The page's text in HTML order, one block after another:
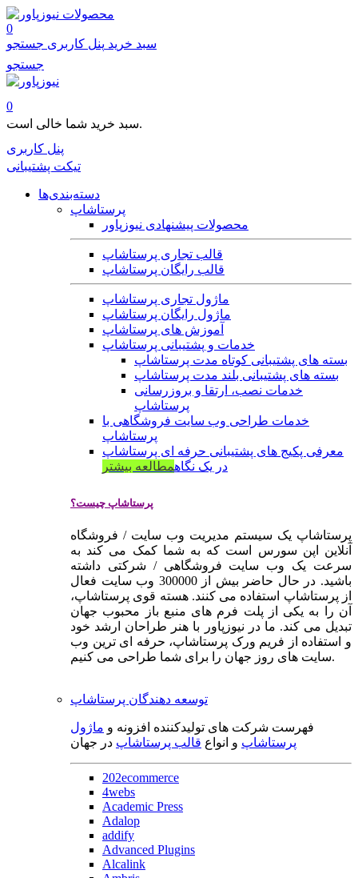
محصولات
0
سبد خرید پنل کاربری جستجو
جستجو
0
سبد خرید شما خالی است.
پنل کاربری
تیکت پشتیبانی
دسته‌بندی‌ها
پرستاشاپ
محصولات پیشنهادی نیوزپاور
قالب تجاری پرستاشاپ
قالب رایگان پرستاشاپ
ماژول تجاری پرستاشاپ
ماژول رایگان پرستاشاپ
آموزش های پرستاشاپ
خدمات و پشتیبانی پرستاشاپ
بسته های پشتیبانی کوتاه مدت پرستاشاپ
بسته های پشتیبانی بلند مدت پرستاشاپ
خدمات نصب، ارتقا و بروزرسانی
پرستاشاپ
خدمات طراحی وب سایت فروشگاهی با
پرستاشاپ
معرفی پکیج های پشتیبانی حرفه ای پرستاشاپ
در یک نگاهمطالعه بیشتر
پرستاشاپ چیست؟
پرستاشاپ یک سیستم مدیریت وب سایت / فروشگاه
آنلاین اپن سورس است که به شما کمک می کند به
سرعت یک وب سایت فروشگاهی / شرکتی داشته
باشید. در حال حاضر بیش از 300000 وب سایت فعال
از پرستاشاپ استفاده می کنند. هسته قوی پرستاشاپ،
آن را به یکی از پلت فرم های منبع باز محبوب جهان
تبدیل می کند. ما در نیوزپاور با هنر طراحان ارشد خود
و استفاده از فریم ورک پرستاشاپ، حرفه ای ترین وب
سایت های روز جهان را برای شما طراحی می کنیم.
توسعه دهندگان پرستاشاپ
فهرست شرکت های تولیدکننده افزونه و ماژول
پرستاشاپ و انواع قالب پرستاشاپ در جهان
202ecommerce
4webs
Academic Press
Adalop
addify
Advanced Plugins
Alcalink